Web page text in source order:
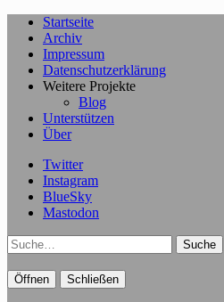
Startseite
Archiv
Impressum
Datenschutzerklärung
Weitere Projekte
Blog
Unterstützen
Über
Twitter
Instagram
BlueSky
Mastodon
Suche
Öffnen Schließen